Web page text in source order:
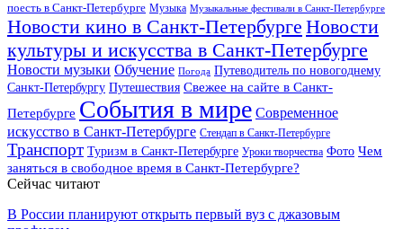
поесть в Санкт-Петербурге Музыка Музыкальные фестивали в Санкт-Петербурге
Новости кино в Санкт-Петербурге Новости
культуры и искусства в Санкт-Петербурге
Новости музыки Обучение Погода Путеводитель по новогоднему
Санкт-Петербургу Путешествия Свежее на сайте в Санкт-
Петербурге События в мире Современное
искусство в Санкт-Петербурге Стендап в Санкт-Петербурге
Транспорт Туризм в Санкт-Петербурге Уроки творчества Фото Чем
заняться в свободное время в Санкт-Петербурге?
Сейчас читают
В России планируют открыть первый вуз с джазовым